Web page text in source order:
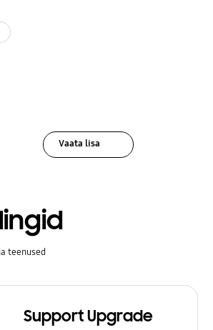
Vaata lisa
teenused
Support Upgrade